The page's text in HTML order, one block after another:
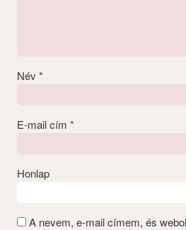
Név *
E-mail cím *
Honlap
A nevem, e-mail címem, és